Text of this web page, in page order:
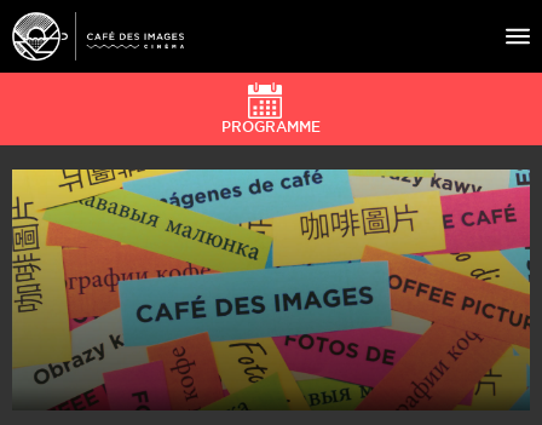
À L’AFFICHE
ÉVÉNEMENTS
CAFÉ DU CINÉ
PRATIQUE
ÉDUCATION AUX IMAGES
PROGRAMME